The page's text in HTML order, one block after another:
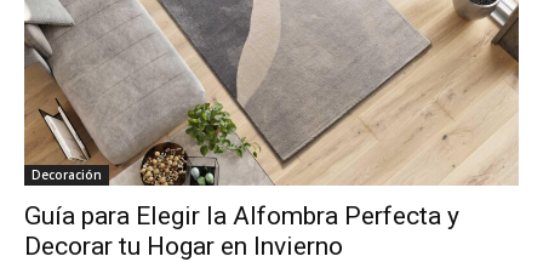
Decoración
Guía para Elegir la Alfombra Perfecta y
Decorar tu Hogar en Invierno